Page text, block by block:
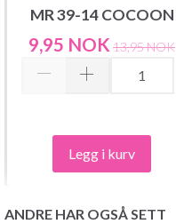
MR 39-14 COCOON
9,95 NOK 13,95 NOK
Legg i kurv
ANDRE HAR OGSÅ SETT